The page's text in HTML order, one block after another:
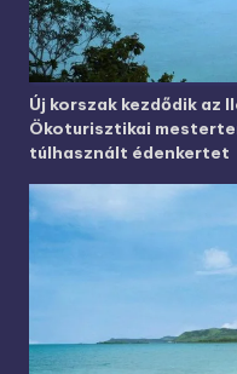
Új korszak kezdődik az
Ökoturisztikai
túlhasznált édenkertet